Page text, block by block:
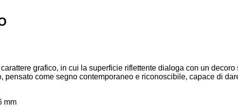
grafico, in cui la superficie riflettente dialoga con un
pensato come segno contemporaneo e riconoscibile, capace di
mm